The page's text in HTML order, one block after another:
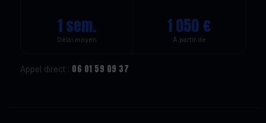
1 sem.
Délai moyen
1 050 €
À partir de
Appel direct : 06 01 59 09 37